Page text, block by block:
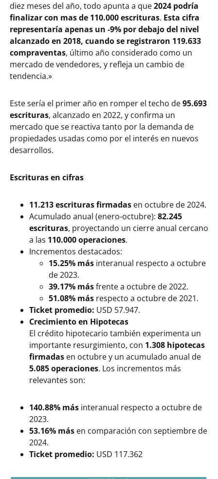
diez meses del año, todo apunta a que2024 podría
finalizar con mas de 110.000 escrituras. Esta cifra
representaría apenas un -9% por debajo del nivel
alcanzado en 2018, cuando se registraron 119.633
compraventas, último año considerado como un
mercado de vendedores, y refleja un cambio de
tendencia.»
Este sería el primer año en romper el techo de95.693
escrituras, alcanzado en 2022, y confirma un
mercado que se reactiva tanto por la demanda de
propiedades usadas como por el interés en nuevos
desarrollos.
Escrituras en cifras
11.213 escrituras firmadas en octubre de 2024.
Acumulado anual (enero-octubre): 82.245
escrituras, proyectando un cierre anual cercano
a las 110.000 operaciones.
Incrementos destacados:
15.25% más interanual respecto a octubre
de 2023.
39.17% másfrente a octubre de 2022.
51.08% más respecto a octubre de 2021.
Ticket promedio: USD 57.947.
Crecimiento en Hipotecas
El crédito hipotecario también experimenta un
importante resurgimiento, con 1.308 hipotecas
firmadas en octubre y un acumulado anual de
5.085 operaciones. Los incrementos más
relevantes son:
140.88% más interanual respecto a octubre de
2023.
53.16% más en comparación con septiembre de
2024.
Ticket promedio: USD 117.362